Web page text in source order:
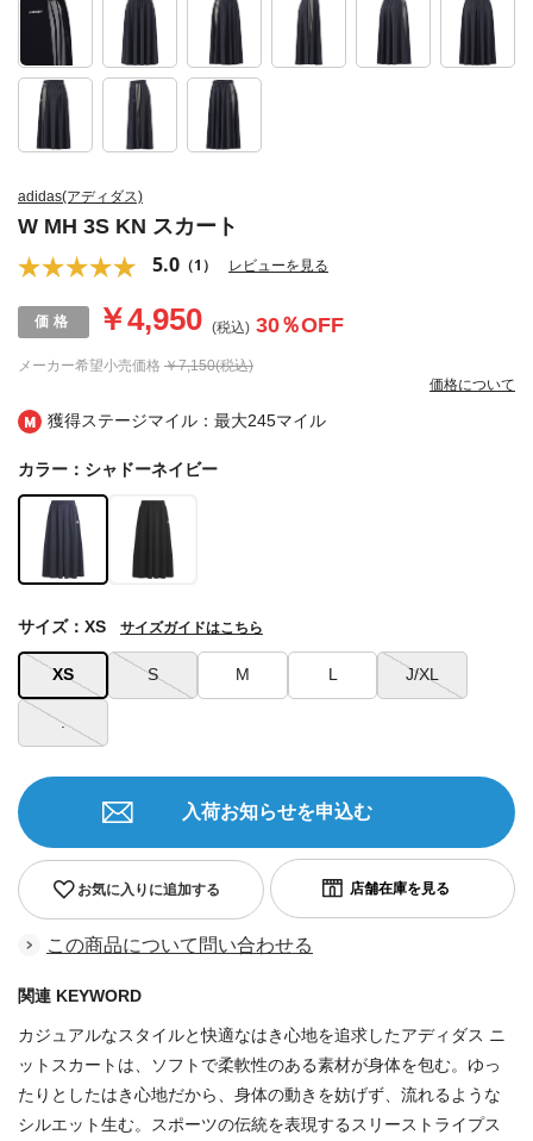
獲得ステージマイル：最大245マイル
adidas(アディダス)
W MH 3S KN スカート
5.0 （1） レビューを見る
メーカー希望小売価格 ￥7,150(税込)
￥4,950 (税込) 30％OFF
価格について
カラー：シャドーネイビー
XS S M L J/XL
.
サイズ：XS サイズガイドはこちら
お気に入りに追加する
入荷お知らせを申込む
この商品について問い合わせる
関連 KEYWORD
カジュアルなスタイルと快適なはき心地を追求したアディダス ニ
ットスカートは、ソフトで柔軟性のある素材が身体を包む。ゆっ
たりとしたはき心地だから、身体の動きを妨げず、流れるような
シルエット生む。スポーツの伝統を表現するスリーストライプス